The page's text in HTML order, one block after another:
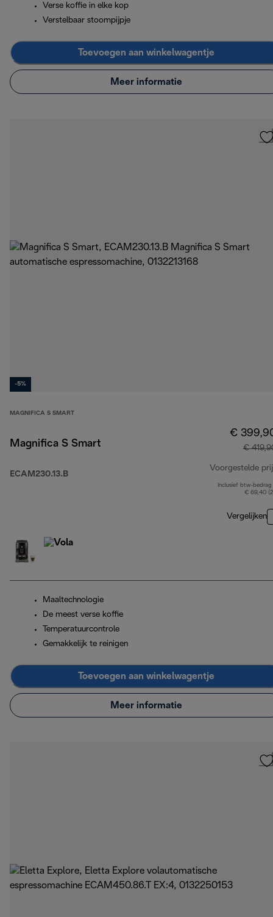
Verse koffie in elke kop
Verstelbaar stoompijpje
Toevoegen aan winkelwagentje
Meer informatie
-5%
MAGNIFICA S SMART
Magnifica S Smart
ECAM230.13.B
€
€
Voorgestelde
Inclusief btw-bedrag
€ 69,40
Vergelijken
Maaltechnologie
De meest verse koffie
Temperatuurcontrole
Gemakkelijk te reinigen
Toevoegen aan winkelwagentje
Meer informatie